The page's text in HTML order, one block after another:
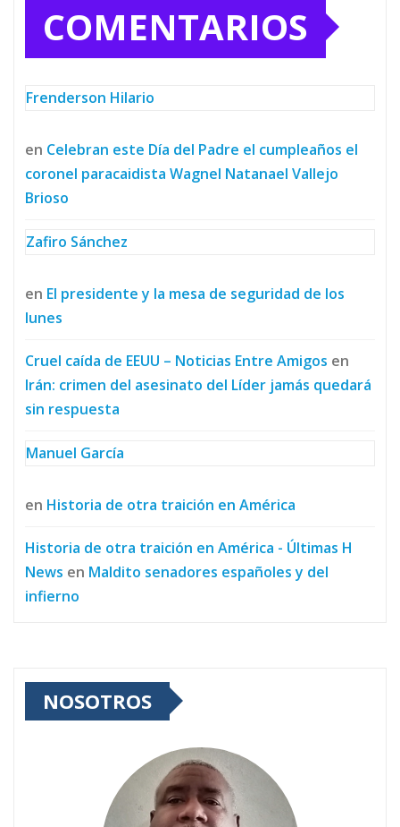
COMENTARIOS
Frenderson Hilario
en Celebran este Día del Padre el cumpleaños el
coronel paracaidista Wagnel Natanael Vallejo
Brioso
Zafiro Sánchez
en El presidente y la mesa de seguridad de los
lunes
Cruel caída de EEUU – Noticias Entre Amigos en
Irán: crimen del asesinato del Líder jamás quedará
sin respuesta
Manuel García
en Historia de otra traición en América
Historia de otra traición en América - Últimas H
News en Maldito senadores españoles y del
infierno
NOSOTROS